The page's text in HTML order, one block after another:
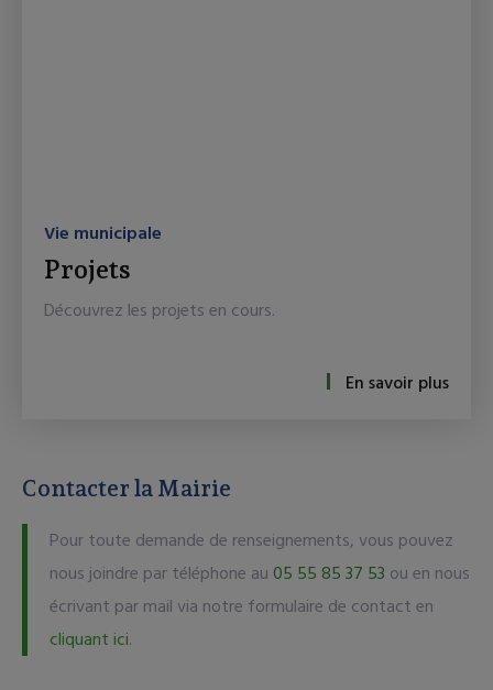
Vie municipale
Projets
Découvrez les projets en cours.
En savoir plus
Contacter la Mairie
Pour toute demande de renseignements, vous pouvez
nous joindre par téléphone au 05 55 85 37 53 ou en nous
écrivant par mail via notre formulaire de contact en
cliquant ici.